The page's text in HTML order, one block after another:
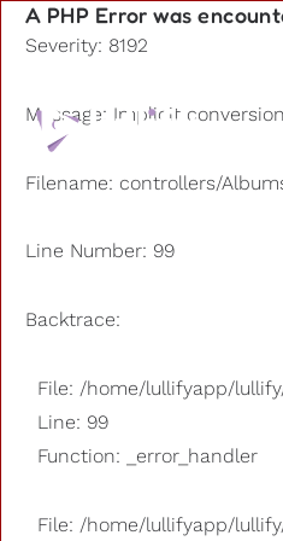
A PHP Error was
Severity: 8192
Message: Implicit
Filename: controllers/
Line Number: 99
Backtrace:
File: /home/lullifyapp/
Line: 99
Function: _error_handler
File: /home/lullifyapp/